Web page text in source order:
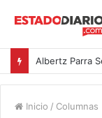
Inicio / Columnas